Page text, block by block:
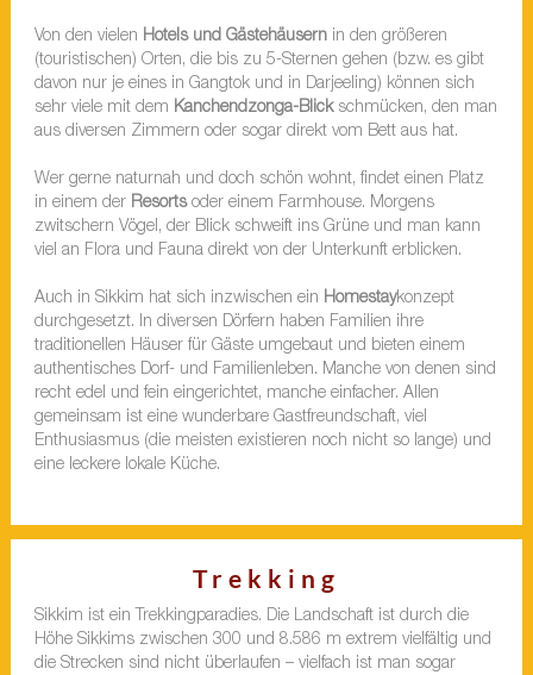
Von den vielen Hotels und Gästehäusernin den größeren
(touristischen) Orten, die bis zu 5-Sternen gehen (bzw. es gibt
davon nur je eines in Gangtok und in Darjeeling) können sich
sehr viele mit dem Kanchendzonga-Blickschmücken, den man
aus diversen Zimmern oder sogar direkt vom Bett aus hat.
Wer gerne naturnah und doch schön wohnt, findet einen Platz
in einem der Resortsoder einem Farmhouse. Morgens
zwitschern Vögel, der Blick schweift ins Grüne und man kann
viel an Flora und Fauna direkt von der Unterkunft erblicken.
Auch in Sikkim hat sich inzwischen ein Homestaykonzept
durchgesetzt. In diversen Dörfern haben Familien ihre
traditionellen Häuser für Gäste umgebaut und bieten einem
authentisches Dorf- und Familienleben. Manche von denen sind
recht edel und fein eingerichtet, manche einfacher. Allen
gemeinsam ist eine wunderbare Gastfreundschaft, viel
Enthusiasmus (die meisten existieren noch nicht so lange) und
eine leckere lokale Küche.
Trekking
Sikkim ist ein Trekkingparadies. Die Landschaft ist durch die
Höhe Sikkims zwischen 300 und 8.586 m extrem vielfältig und
die Strecken sind nicht überlaufen – vielfach ist man sogar